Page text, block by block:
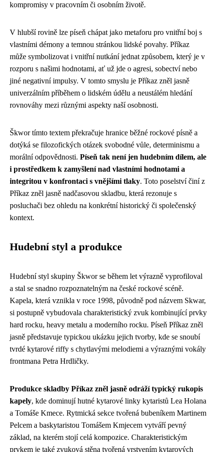
kompromisy v pracovním či osobním životě.
V hlubší rovině lze píseň chápat jako metaforu pro vnitřní boj s
vlastními démony a temnou stránkou lidské povahy. Příkaz
může symbolizovat i vnitřní nutkání jednat způsobem, který je v
rozporu s našimi hodnotami, ať už jde o agresi, sobectví nebo
jiné negativní impulsy. V tomto smyslu je Příkaz zněl jasně
univerzálním příběhem o lidském údělu a neustálém hledání
rovnováhy mezi různými aspekty naší osobnosti.
Škwor tímto textem překračuje hranice běžné rockové písně a
dotýká se filozofických otázek svobodné vůle, determinismu a
morální odpovědnosti. Píseň tak není jen hudebním dílem, ale
i prostředkem k zamyšlení nad vlastními hodnotami a
integritou v konfrontaci s vnějšími tlaky. Toto poselství činí z
Příkaz zněl jasně nadčasovou skladbu, která rezonuje s
posluchači bez ohledu na konkrétní historický či společenský
kontext.
Hudební styl a produkce
Hudební styl skupiny Škwor se během let výrazně vyprofiloval
a stal se snadno rozpoznatelným na české rockové scéně.
Kapela, která vznikla v roce 1998, původně pod názvem Skwar,
si postupně vybudovala charakteristický zvuk kombinující prvky
hard rocku, heavy metalu a moderního rocku. Píseň Příkaz zněl
jasně představuje typickou ukázku jejich tvorby, kde se snoubí
tvrdé kytarové riffy s chytlavými melodiemi a výraznými vokály
frontmana Petra Hrdličky.
Produkce skladby Příkaz zněl jasně odráží typický rukopis
kapely, kde dominují hutné kytarové linky kytaristů Lea Holana
a Tomáše Kmece. Rytmická sekce tvořená bubeníkem Martinem
Pelcem a baskytaristou Tomášem Kmjecem vytváří pevný
základ, na kterém stojí celá kompozice. Charakteristickým
prvkem je také zvuková stěna tvořená vrstvením kytarových